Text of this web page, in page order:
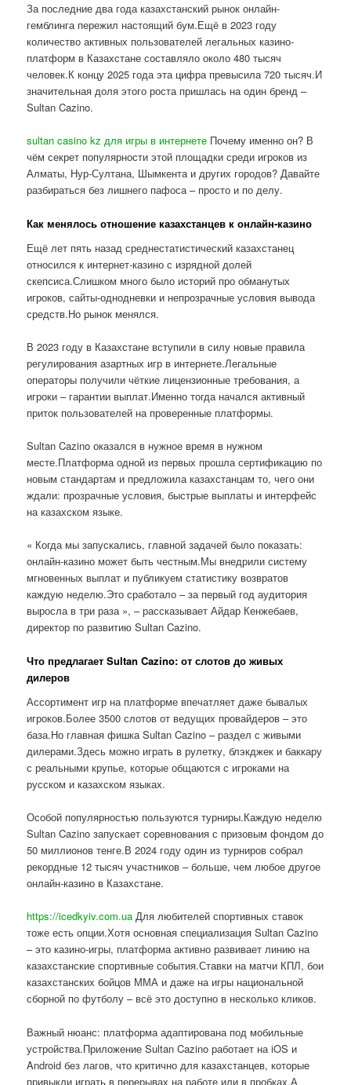
За последние два года казахстанский рынок онлайн-
гемблинга пережил настоящий бум.Ещё в 2023 году
количество активных пользователей легальных казино-
платформ в Казахстане составляло около 480 тысяч
человек.К концу 2025 года эта цифра превысила 720 тысяч.И
значительная доля этого роста пришлась на один бренд –
Sultan Cazino.
sultan casino kz для игры в интернете Почему именно он? В
чём секрет популярности этой площадки среди игроков из
Алматы, Нур-Султана, Шымкента и других городов? Давайте
разбираться без лишнего пафоса – просто и по делу.
Как менялось отношение казахстанцев к онлайн-казино
Ещё лет пять назад среднестатистический казахстанец
относился к интернет-казино с изрядной долей
скепсиса.Слишком много было историй про обманутых
игроков, сайты-однодневки и непрозрачные условия вывода
средств.Но рынок менялся.
В 2023 году в Казахстане вступили в силу новые правила
регулирования азартных игр в интернете.Легальные
операторы получили чёткие лицензионные требования, а
игроки – гарантии выплат.Именно тогда начался активный
приток пользователей на проверенные платформы.
Sultan Cazino оказался в нужное время в нужном
месте.Платформа одной из первых прошла сертификацию по
новым стандартам и предложила казахстанцам то, чего они
ждали: прозрачные условия, быстрые выплаты и интерфейс
на казахском языке.
« Когда мы запускались, главной задачей было показать:
онлайн-казино может быть честным.Мы внедрили систему
мгновенных выплат и публикуем статистику возвратов
каждую неделю.Это сработало – за первый год аудитория
выросла в три раза », – рассказывает Айдар Кенжебаев,
директор по развитию Sultan Cazino.
Что предлагает Sultan Cazino: от слотов до живых
дилеров
Ассортимент игр на платформе впечатляет даже бывалых
игроков.Более 3500 слотов от ведущих провайдеров – это
база.Но главная фишка Sultan Cazino – раздел с живыми
дилерами.Здесь можно играть в рулетку, блэкджек и баккару
с реальными крупье, которые общаются с игроками на
русском и казахском языках.
Особой популярностью пользуются турниры.Каждую неделю
Sultan Cazino запускает соревнования с призовым фондом до
50 миллионов тенге.В 2024 году один из турниров собрал
рекордные 12 тысяч участников – больше, чем любое другое
онлайн-казино в Казахстане.
https://icedkyiv.com.ua Для любителей спортивных ставок
тоже есть опции.Хотя основная специализация Sultan Cazino
– это казино-игры, платформа активно развивает линию на
казахстанские спортивные события.Ставки на матчи КПЛ, бои
казахстанских бойцов ММА и даже на игры национальной
сборной по футболу – всё это доступно в несколько кликов.
Важный нюанс: платформа адаптирована под мобильные
устройства.Приложение Sultan Cazino работает на iOS и
Android без лагов, что критично для казахстанцев, которые
привыкли играть в перерывах на работе или в пробках.А